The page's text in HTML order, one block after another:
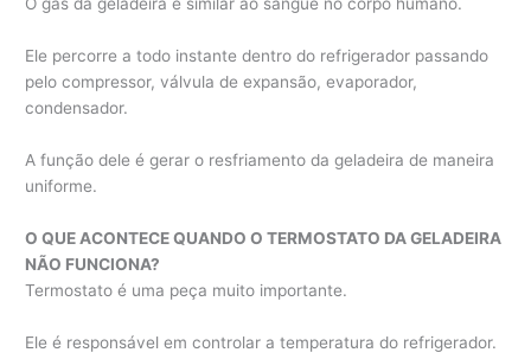
O gás da geladeira é similar ao sangue no corpo humano.
Ele percorre a todo instante dentro do refrigerador passando
pelo compressor, válvula de expansão, evaporador,
condensador.
A função dele é gerar o resfriamento da geladeira de maneira
uniforme.
O QUE ACONTECE QUANDO O TERMOSTATO DA GELADEIRA
NÃO FUNCIONA?
Termostato é uma peça muito importante.
Ele é responsável em controlar a temperatura do refrigerador.